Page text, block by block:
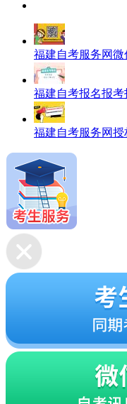
福建自考服务网微
福建自考报名报考
福建自考服务网